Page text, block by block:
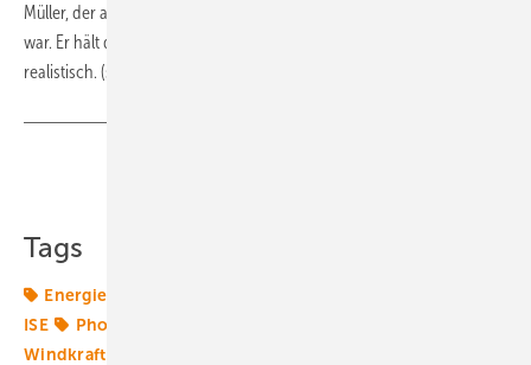
Müller, der am Fraunhofer ISE für diesen Teil der Studie verantwortlich
war. Er hält dabei 1.000 bis 2.000 Betriebsstunden im Jahr 2045 für
realistisch. (su)
Tags
Energiemarkt
ISE
Photovoltaik
Windkraft